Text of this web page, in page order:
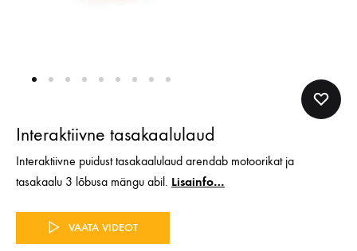
Interaktiivne tasakaalulaud
Interaktiivne puidust tasakaalulaud arendab motoorikat ja
tasakaalu 3 lõbusa mängu abil. Lisainfo…
VAATA VIDEOT